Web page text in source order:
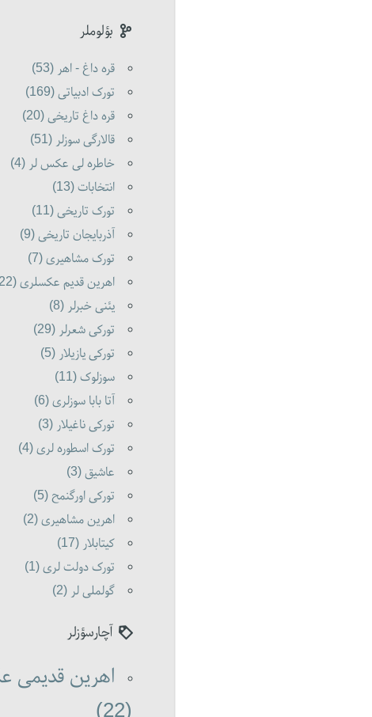
بؤلوملر
قره داغ - اهر (53)
تورک ادبیاتی (169)
قره داغ تاریخی (20)
قالارگی سوزلر (51)
خاطره لی عکس لر (4)
انتخابات (13)
تورک تاریخی (11)
آذربایجان تاریخی (9)
تورک مشاهیری (7)
اهرین قدیم عکسلری (22)
یئنی خبرلر (8)
تورکی شعرلر (29)
تورکی یازیلار (5)
سوزلوک (11)
آتا بابا سوزلری (6)
تورکی ناغیلار (3)
تورک اسطوره لری (4)
عاشیق (3)
تورکی اورگنمح (5)
اهرین مشاهیری (2)
کیتابلار (17)
تورک دولت لری (1)
گولملی لر (2)
آچارسؤزلر
اهرین
(22)